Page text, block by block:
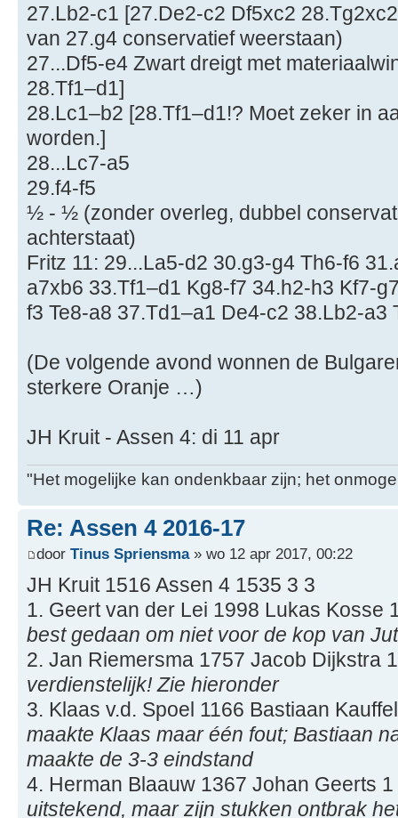
27.Lb2-c1 [27.De2-c2 Df5xc2
van 27.g4 conservatief weerstaan)
27...Df5-e4 Zwart dreigt met
28.Tf1–d1]
28.Lc1–b2 [28.Tf1–d1!? Moet zeker in
worden.]
28...Lc7-a5
29.f4-f5
½ - ½ (zonder overleg, dubbel
achterstaat)
Fritz 11: 29...La5-d2 30.g3-g4 Th6-f6
a7xb6 33.Tf1–d1 Kg8-f7 34.h2-h3 Kf7-
f3 Te8-a8 37.Td1–a1 De4-c2 38.Lb2-a3
(De volgende avond wonnen de
sterkere Oranje …)
JH Kruit - Assen 4: di 11 apr
"Het mogelijke kan ondenkbaar zijn; het
Re: Assen 4 2016-17
door Tinus Spriensma» wo 12 apr 2017, 00:22
JH Kruit 1516 Assen 4 1535 3 3
1. Geert van der Lei 1998 Lukas Kosse
best gedaan om niet voor de kop van
2. Jan Riemersma 1757 Jacob
verdienstelijk! Zie hieronder
3. Klaas v.d. Spoel 1166 Bastiaan
maakte Klaas maar één fout; Bastiaan
maakte de 3-3 eindstand
4. Herman Blaauw 1367 Johan Geerts
uitstekend, maar zijn stukken ontbrak